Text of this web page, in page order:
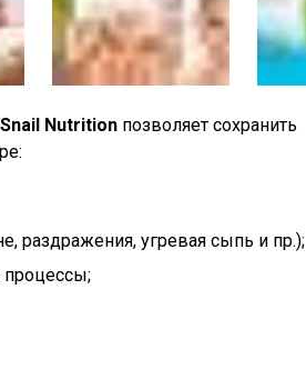
Snail Nutrition позволяет сохранить
раздражения, угревая сыпь и пр.);
процессы;